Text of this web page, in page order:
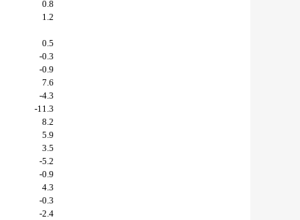
0.8
1.2
0.5
-0.3
-0.9
7.6
-4.3
-11.3
8.2
5.9
3.5
-5.2
-0.9
4.3
-0.3
-2.4